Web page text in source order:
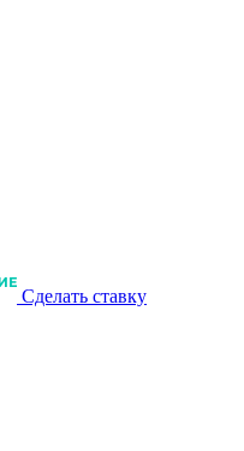
Сделать ставку